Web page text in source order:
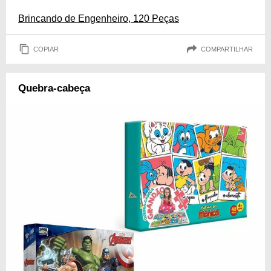
Brincando de Engenheiro, 120 Peças
COPIAR COMPARTILHAR
Quebra-cabeça